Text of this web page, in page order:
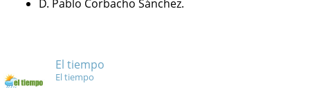
D. Pablo Corbacho Sánchez.
El tiempo
El tiempo